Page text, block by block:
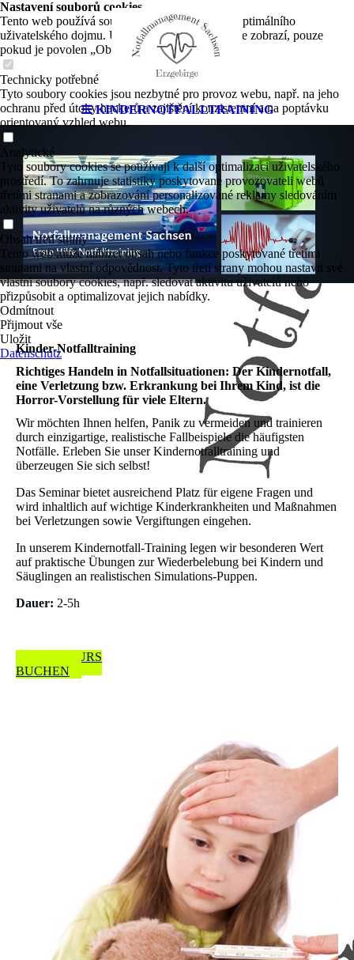
KINDERNOTFALLTRAINING
Kinder-Notfall­training
Richtiges Handeln in Notfallsituationen: Der Kindernotfall,
eine Verletzung bzw. Erkrankung bei Ihrem Kind, ist die
Horror-Vorstellung für viele Eltern.
Wir möchten Ihnen helfen, Panik zu vermeiden und trainieren
durch einzigartige, realistische Fallbeispiele die häufigsten
Notfälle. Erleben Sie unser Kindernotfalltraining und
überzeugen Sie sich selbst!
Das Seminar bietet ausreichend Platz für eigene Fragen und
wird inhaltlich auf wichtige Kinderkrankheiten und Maßnahmen
bei Verletzungen sowie Vergiftungen eingehen.
In unserem Kindernotfall-Training legen wir besonderen Wert
auf praktische Übungen zur Wiederbelebung bei Kindern und
Säuglingen an realistischen Simulations-Puppen.
Dauer: 2-5h
JETZT KURS
BUCHEN
Nastavení souborů cookies
Tento web používá soubory cookies k zajištění optimálního
uživatelského dojmu. Určitý obsah třetích stran se zobrazí, pouze
pokud je povolen „Obsah třetích stran“.
Technicky potřebné
Tyto soubory cookies jsou nezbytné pro provoz webu, např. na jeho
ochranu před útoky hackerů a zajištění konzistentní a na poptávku
orientovaný vzhled webu.
Analytické
Tyto soubory cookies se používají k další optimalizaci uživatelského
prostředí. To zahrnuje statistiky poskytované provozovateli webů
třetími stranami a zobrazování personalizované reklamy sledováním
aktivity uživatelů na různých webech.
Obsah třetí strany
Tento web může nabízet obsah nebo funkce poskytované třetími
stranami na vlastní odpovědnost. Tyto třetí strany mohou nastavit své
vlastní soubory cookies, např. sledovat aktivitu uživatelů nebo
přizpůsobit a optimalizovat jejich nabídky.
Odmítnout
Přijmout vše
Uložit
Datenschutz